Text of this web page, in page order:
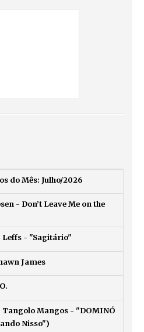
do Mês: Julho/2026
- Don’t Leave Me on the
Leffs - "Sagitário"
James
Tangolo Mangos - "DOMINÓ
Nisso")